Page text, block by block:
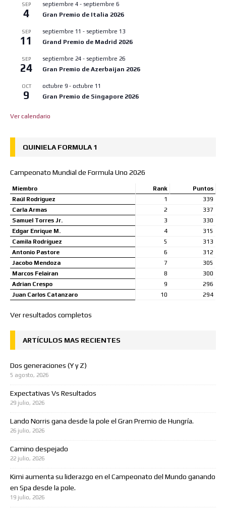
SEP
4
septiembre 4 - septiembre 6
Gran Premio de Italia 2026
SEP
11
septiembre 11 - septiembre 13
Grand Premio de Madrid 2026
SEP
24
septiembre 24 - septiembre 26
Gran Premio de Azerbaijan 2026
OCT
9
octubre 9 - octubre 11
Gran Premio de Singapore 2026
Ver calendario
QUINIELA FORMULA 1
Campeonato Mundial de Formula Uno 2026
Miembro Rank
Puntos
Raúl Rodriguez
1
339
Carla Armas
2
337
Samuel Torres Jr.
3
330
Edgar Enrique M.
4
315
Camila Rodríguez
5
313
Antonio Pastore
6
312
Jacobo Mendoza
7
305
Marcos Felairan
8
300
Adrian Crespo
9
296
Juan Carlos Catanzaro
10 294
Ver resultados completos
ARTÍCULOS MAS RECIENTES
Dos generaciones (Y y Z)
5 agosto, 2026
Expectativas Vs Resultados
29 julio, 2026
Lando Norris gana desde la pole el Gran Premio de Hungría.
26 julio, 2026
Camino despejado
22 julio, 2026
Kimi aumenta su liderazgo en el Campeonato del Mundo ganando
en Spa desde la pole.
19 julio, 2026